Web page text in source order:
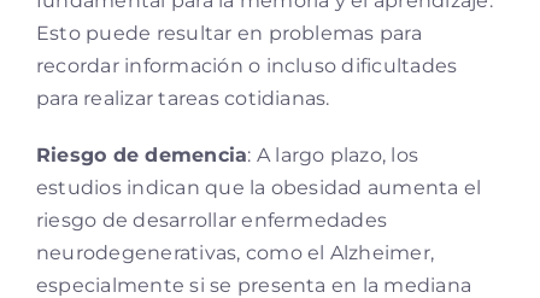
Esto puede resultar en problemas para
recordar información o incluso dificultades
para realizar tareas cotidianas.
Riesgo de demencia: A largo plazo, los
estudios indican que la obesidad aumenta el
riesgo de desarrollar enfermedades
neurodegenerativas, como el Alzheimer,
especialmente si se presenta en la mediana